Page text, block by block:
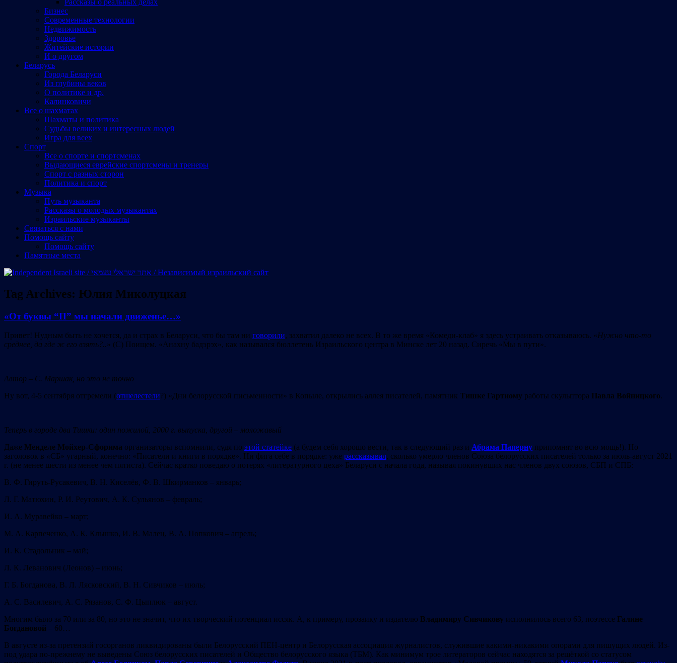
Бизнес
Современные технологии
Недвижимость
Здоровье
Житейские истории
И о другом
Беларусь
Города Беларуси
Из глубины веков
О политике и др.
Калинковичи
Все о шахматах
Шахматы и политика
Судьбы великих и интересных людей
Игра для всех
Спорт
Все о спорте и спортсменах
Выдающиеся еврейские спортсмены и тренеры
Спорт с разных сторон
Политика и спорт
Музыка
Путь музыканта
Рассказы о молодых музыкантах
Израильские музыканты
Cвязаться с нами
Помощь сайту
Помощь сайту
Памятные места
Tag Archives: Юлия Миколуцкая
«От буквы “П” мы начали движенье…»
Привет! Нудным быть не хочется, да и страх в Беларуси, что бы там ни говорили, захватил далеко не всех. В то же время «Комеди-клаб» я здесь устраивать отказываюсь. «Нужно что-то
среднее, да где ж его взять?..» (С) Поищем. «Анахну бадэрэх», как назывался бюллетень Израильского центра в Минске лет 20 назад. Сиречь «Мы в пути».
Автор – С. Маршак, но это не точно
Ну вот, 4-5 сентября отгремели (отшелестели?) «Дни белорусской письменности» в Копыле, открылись аллея писателей, памятник Тишке Гартному работы скульптора Павла Войницкого.
Теперь в городе два Тишки: один пожилой, 2000 г. выпуска, другой – моложавый
Даже Менделе Мойхер-Сфорима организаторы вспомнили, судя по этой статейке (а будем себя хорошо вести, так в следующий раз и Абрама Паперну припомнят во всю мощь!). Но
заголовок в «СБ» угарный, конечно: «Писатели и книги в порядке». Ни фига себе в порядке: уже рассказывал, сколько умерло членов Союза белорусских писателей только за июль-август 2021
г. (не менее шести из менее чем пятиста). Сейчас кратко поведаю о потерях «литературного цеха» Беларуси с начала года, называя покинувших нас членов двух союзов, СБП и СПБ:
В. Ф. Гируть-Русакевич, В. Н. Киселёв, Ф. В. Шкирманков – январь;
Л. Г. Матюхин, Р. И. Реутович, А. К. Сульянов – февраль;
И. А. Муравейко – март;
М. А. Карпеченко, А. К. Клышко, И. В. Малец, В. А. Попкович – апрель;
И. К. Стадольник – май;
Л. К. Леванович (Леонов) – июнь;
Г. Б. Богданова, В. Л. Лясковский, В. Н. Сивчиков – июль;
А. С. Василевич, А. С. Рязанов, С. Ф. Цыплюк – август.
Многим было за 70 или за 80, но это не значит, что их творческий потенциал иссяк. А, к примеру, прозаику и издателю Владимиру Сивчикову исполнилось всего 63, поэтессе Галине
Богдановой – 60…
В августе из-за претензий госорганов ликвидированы были Белорусский ПЕН-центр и Белорусская ассоциация журналистов, служившие какими-никакими опорами для пишущих людей. Из-
под удара по-прежнему не выведены Союз белорусских писателей и Общество белорусского языка (ТБМ). Как минимум трое литераторов сейчас находятся за решёткой со статусом